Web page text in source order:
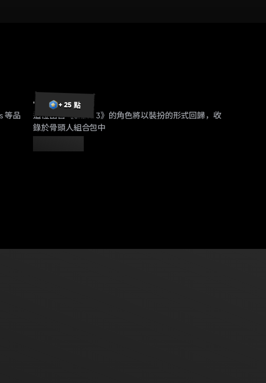
等品
+ 25 點
骨頭人組合包
這位出自《Skate 3》的角色將以裝扮的形式回歸，收
錄於骨頭人組合包中